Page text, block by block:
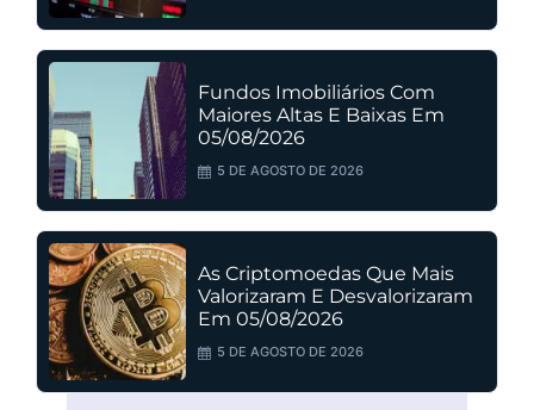
Fundos Imobiliários Com
Maiores Altas E Baixas Em
05/08/2026
5 DE AGOSTO DE 2026
As Criptomoedas Que Mais
Valorizaram E Desvalorizaram
Em 05/08/2026
5 DE AGOSTO DE 2026